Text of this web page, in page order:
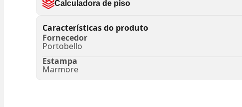
Calculadora de piso
Características do produto
Fornecedor
Portobello
Estampa
Marmore